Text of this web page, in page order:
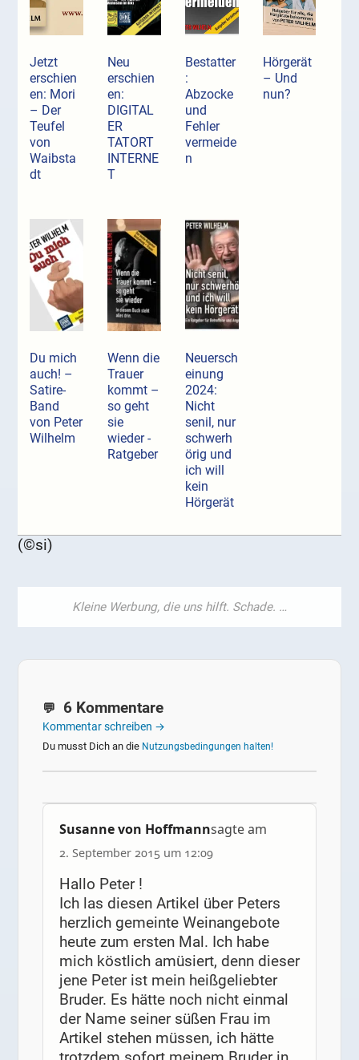
Jetzt
erschien
en: Mori
– Der
Teufel
von
Waibsta
dt
Neu
erschien
en:
DIGITAL
ER
TATORT
INTERNE
T
Bestatter
:
Abzocke
und
Fehler
vermeide
n
Hörgerät
– Und
nun?
Du mich
auch! –
Satire-
Band
von Peter
Wilhelm
Wenn die
Trauer
kommt –
so geht
sie
wieder -
Ratgeber
Neuersch
einung
2024:
Nicht
senil, nur
schwerh
örig und
ich will
kein
Hörgerät
(©si)
6 Kommentare
Kommentar schreiben →
Du musst Dich an die Nutzungsbedingungen halten!
Susanne von Hoffmannsagte am
2. September 2015 um 12:09
Hallo Peter !
Ich las diesen Artikel über Peters
herzlich gemeinte Weinangebote
heute zum ersten Mal. Ich habe
mich köstlich amüsiert, denn dieser
jene Peter ist mein heißgeliebter
Bruder. Es hätte noch nicht einmal
der Name seiner süßen Frau im
Artikel stehen müssen, ich hätte